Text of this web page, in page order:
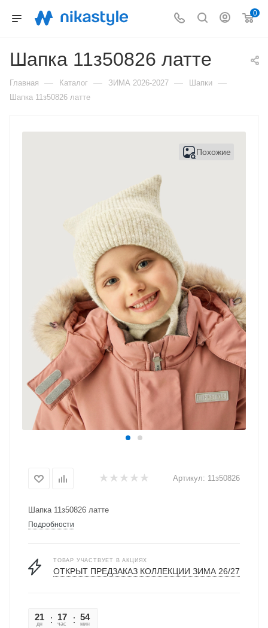
0
Шапка 11з50826 латте
Главная — Каталог — ЗИМА 2026-2027 — Шапки —
Шапка 11з50826 латте
Похожие
Артикул: 11з50826
Шапка 11з50826 латте
Подробности
ТОВАР УЧАСТВУЕТ В АКЦИЯХ
ОТКРЫТ ПРЕДЗАКАЗ КОЛЛЕКЦИИ ЗИМА 26/27
21
дн
17
час
54
мин